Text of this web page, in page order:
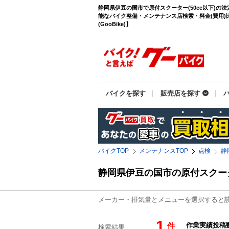
静岡県伊豆の国市で原付スクーター(50cc以下)の
能なバイク整備・メンテナンス店検索・料金(費用)
(GooBike)】
バイクを探す 販売店を探す
バイクTOP メンテナンスTOP 点検 静
静岡県伊豆の国市の原付スク
メーカー・排気量とメニューを選択すると
検索結果 件